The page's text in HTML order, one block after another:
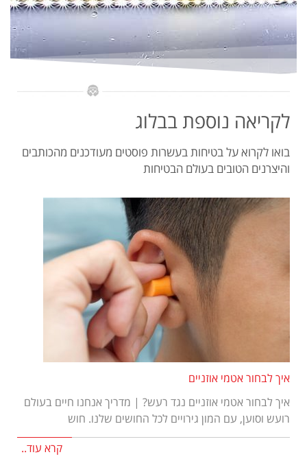
לקריאה נוספת בבלוג
בואו לקרוא על בטיחות בעשרות פוסטים מעודכנים מהכותבים
והיצרנים הטובים בעולם הבטיחות
איך לבחור אטמי אוזניים
איך לבחור אטמי אוזניים נגד רעש? | מדריך אנחנו חיים בעולם
רועש וסוען, עם המון גירויים לכל החושים שלנו. חוש
קרא עוד..